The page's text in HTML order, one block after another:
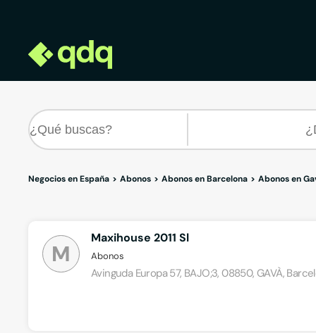
Negocios en España Abonos Abonos en Barcelona Abonos en
M
Maxihouse 2011 Sl
Abonos
Avinguda Europa 57, BAJO;3, 08850, GAVÀ,